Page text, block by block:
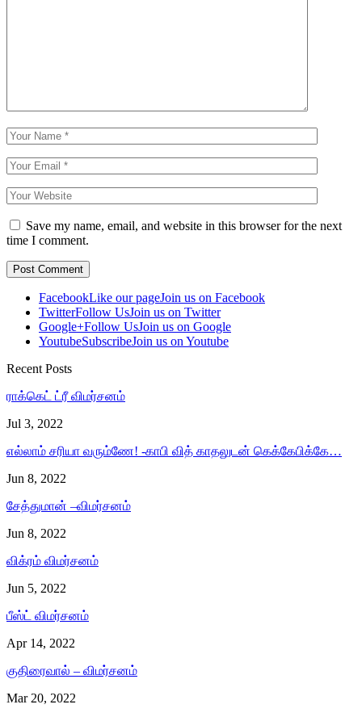
Save my name, email, and website in this browser for the next
time I comment.
FacebookLike our pageJoin us on Facebook
TwitterFollow UsJoin us on Twitter
Google+Follow UsJoin us on Google
YoutubeSubscribeJoin us on Youtube
Recent Posts
ராக்கெட் ட்ரீ விமர்சனம்
Jul 3, 2022
எல்லாம் சரியா வரும்ணே! -காபி வித் காதலுடன் கெக்கேபிக்கே…
Jun 8, 2022
சேத்துமான் –விமர்சனம்
Jun 8, 2022
விக்ரம் விமர்சனம்
Jun 5, 2022
பீஸ்ட் விமர்சனம்
Apr 14, 2022
குதிரைவால் – விமர்சனம்
Mar 20, 2022